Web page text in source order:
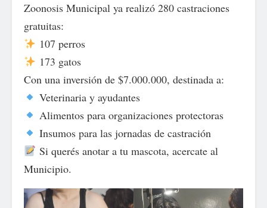
Zoonosis Municipal ya realizó 280 castraciones
gratuitas:
107 perros
173 gatos
Con una inversión de $7.000.000, destinada a:
Veterinaria y ayudantes
Alimentos para organizaciones protectoras
Insumos para las jornadas de castración
Si querés anotar a tu mascota, acercate al
Municipio.